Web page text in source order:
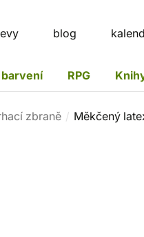
blog
RPG
zbraně Měkčený